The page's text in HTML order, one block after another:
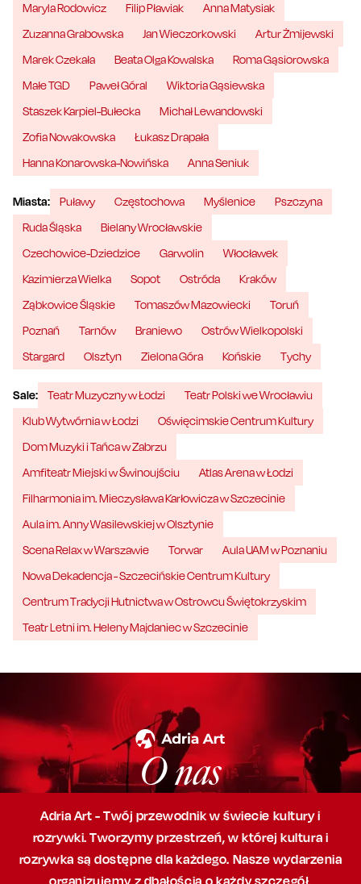
Maryla Rodowicz Filip Pławiak
Anna Matysiak
Zuzanna Grabowska
Jan Wieczorkowski
Artur Żmijewski
Marek Czekała
Beata Olga Kowalska
Roma Gąsiorowska
Małe TGD
Paweł Góral
Wiktoria Gąsiewska
Staszek Karpiel-Bułecka
Michał Lewandowski
Zofia Nowakowska
Łukasz Drapała
Hanna Konarowska-Nowińska
Anna Seniuk
Miasta: Puławy Częstochowa Myślenice
Pszczyna
Ruda Śląska
Bielany Wrocławskie
Czechowice-Dziedzice
Garwolin
Włocławek
Kazimierza Wielka
Sopot Ostróda
Kraków
Ząbkowice Śląskie
Tomaszów Mazowiecki
Toruń
Poznań
Tarnów Braniewo
Ostrów Wielkopolski
Stargard
Olsztyn Zielona Góra Końskie Tychy
Sale: Teatr Muzyczny w Łodzi
Teatr Polski we Wrocławiu
Klub Wytwórnia w Łodzi
Oświęcimskie Centrum Kultury
Dom Muzyki i Tańca w Zabrzu
Amfiteatr Miejski w Świnoujściu
Atlas Arena w Łodzi
Filharmonia im. Mieczysława Karłowicza w Szczecinie
Aula im. Anny Wasilewskiej w Olsztynie
Scena Relax w Warszawie
Torwar
Aula UAM w Poznaniu
Nowa Dekadencja - Szczecińskie Centrum Kultury
Centrum Tradycji Hutnictwa w Ostrowcu Świętokrzyskim
Teatr Letni im. Heleny Majdaniec w Szczecinie
O nas
Adria Art - Twój przewodnik w świecie kultury i
rozrywki. Tworzymy przestrzeń,w której kultura i
rozrywka są dostępne dla każdego. Nasze wydarzenia
organizujemy z dbałością o każdy szczegół,